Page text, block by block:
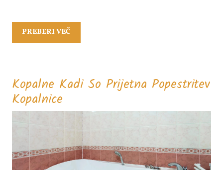
PREBERI VEČ
VEČ
Kopalne Kadi So Prijetna Popestritev
Kopalnice
Kadi
Prijetna
Popestritev